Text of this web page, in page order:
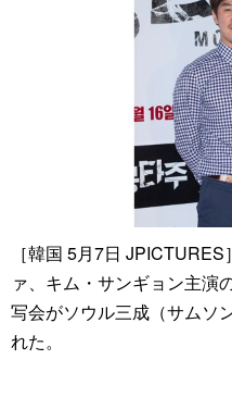
［韓国 5月7日
ァ、キム・サンギョン主演
写会がソウル三成（サムソ
れた。